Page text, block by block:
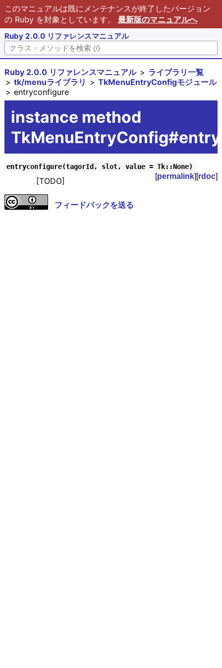
このマニュアルは既にメンテナンスが終了したバージョン
の Ruby を対象としています。 最新版のマニュアルへ
Ruby 2.0.0 リファレンスマニュアル
Ruby 2.0.0 リファレンスマニュアル
ライブラリ一覧
tk/menuライブラリ
TkMenuEntryConfigモジュール
entryconfigure
instance method
entryconfigure(tagorId, slot, value = Tk::None)
[permalink][rdoc]
[TODO]
フィードバックを送る